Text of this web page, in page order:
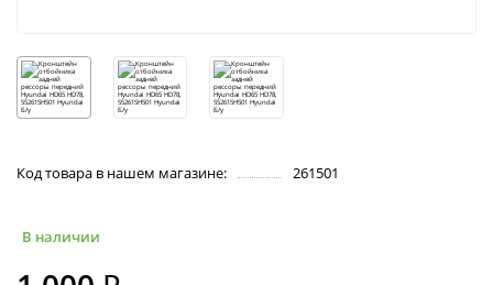
Код товара в нашем магазине: 261501
В наличии